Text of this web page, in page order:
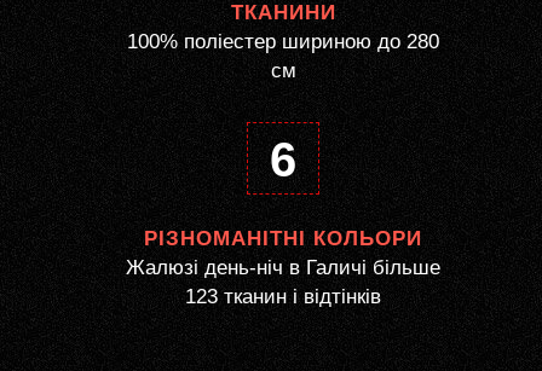
ТКАНИНИ
100% поліестер шириною до 280
см
6
РІЗНОМАНІТНІ КОЛЬОРИ
Жалюзі день-ніч в Галичі більше
123 тканин і відтінків